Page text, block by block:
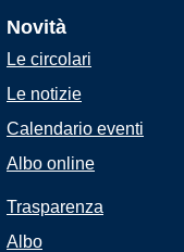
Novità
Le circolari
Le notizie
Calendario eventi
Albo online
Trasparenza
Albo